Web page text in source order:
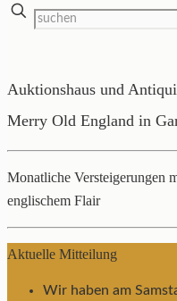
Auktionshaus und
Merry Old England in
Monatliche Versteigerungen
englischem Flair
Aktuelle Mitteilung
Wir haben am